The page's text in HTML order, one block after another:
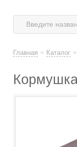
Главная » Каталог »